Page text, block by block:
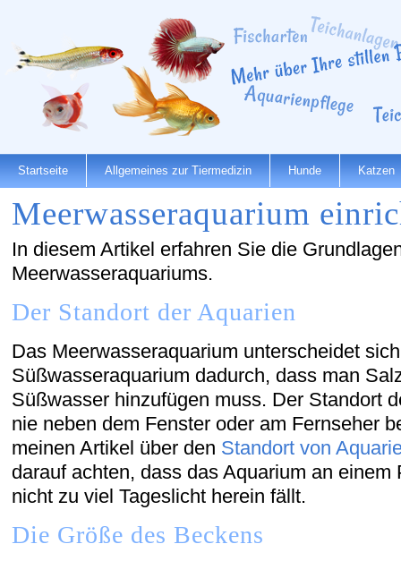
Startseite Allgemeines zur Tiermedizin Hunde Katzen
Meerwasseraquarium
In diesem Artikel erfahren Sie die
Meerwasseraquariums.
Der Standort der Aquarien
Das Meerwasseraquarium unterscheidet
Süßwasseraquarium dadurch, dass man
Süßwasser hinzufügen muss. Der Standort
nie neben dem Fenster oder am Fernseher
meinen Artikel über den Standort von
darauf achten, dass das Aquarium an einem
nicht zu viel Tageslicht herein fällt.
Die Größe des Beckens